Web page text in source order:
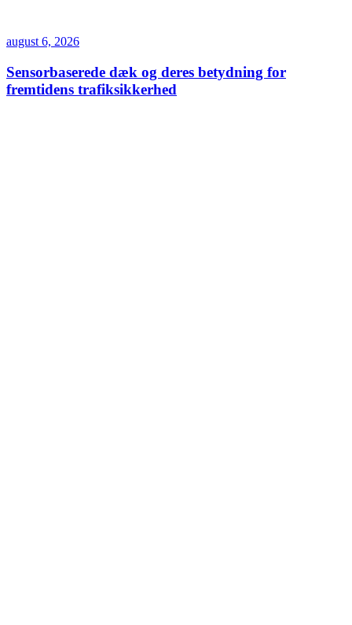
august 6, 2026
Sensorbaserede dæk og deres betydning for
fremtidens trafiksikkerhed